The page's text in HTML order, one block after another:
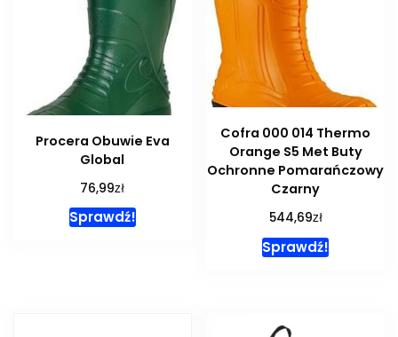
Procera Obuwie Eva
Global
76,99zł
Sprawdź!
Cofra 000 014 Thermo
Orange S5 Met Buty
Ochronne Pomarańczowy
Czarny
544,69zł
Sprawdź!